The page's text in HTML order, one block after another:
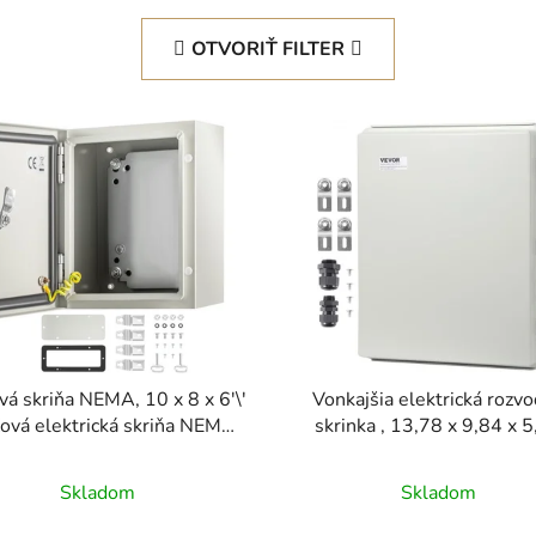
OTVORIŤ FILTER
skriňa NEMA, 10 x 8 x 6'\'
elektrická skriňa NEMA
IP66, vonkajšia/vnútorná
skriňa, s montážnou
Skladom
Vonkajšia elektrická
skrinka , 13,78 x 9,84 x
skrinka s výklopným
západka z nehrdzavejúcej
Skladom